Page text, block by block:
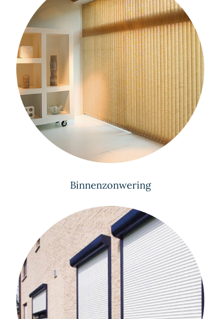
Binnenzonwering